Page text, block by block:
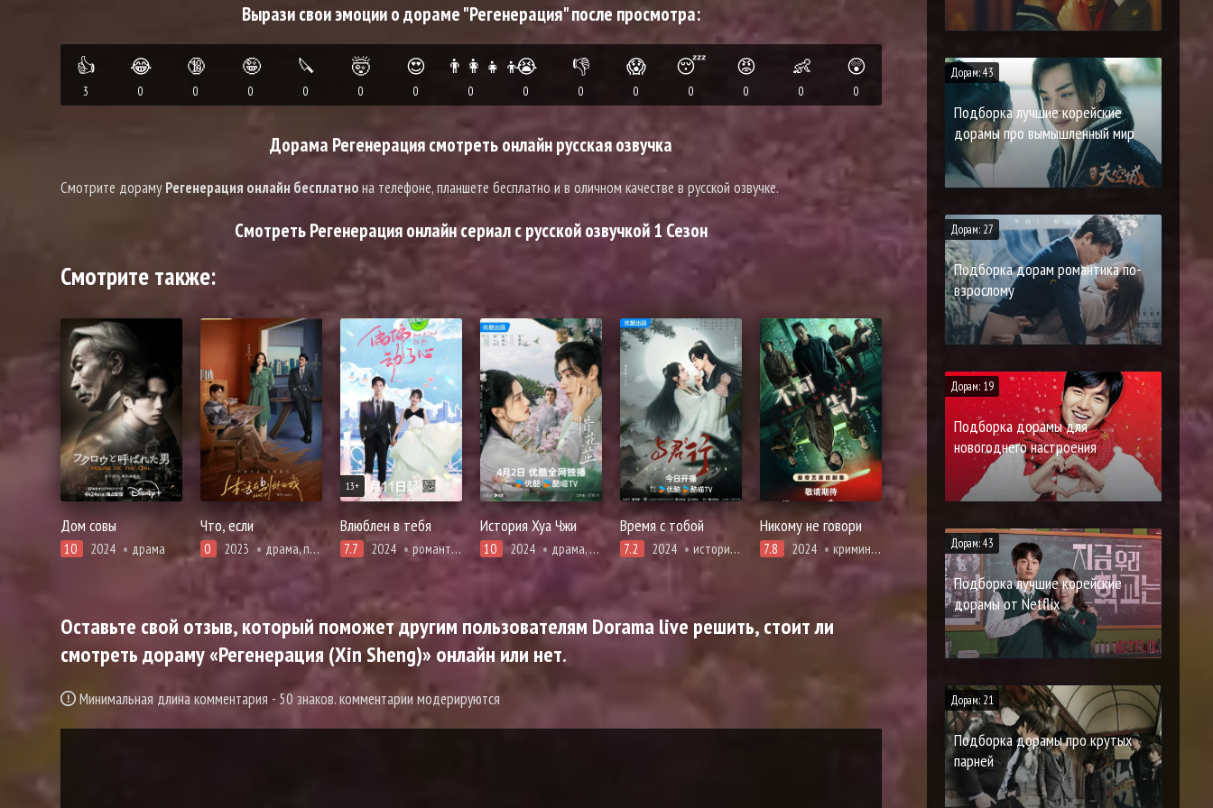
Вырази свои эмоции о дораме "Регенерация" после просмотра:
👍
3
😂
0
🔞
0
🤪
0
🔪
0
🤯
0
😍
0
👨‍👩‍👧‍👦
0
😭
0
👎
0
😱
0
😴
0
😡
0
👶
0
😲
0
Дорама Регенерация смотреть онлайн русская озвучка
Смотрите дорамуРегенерация онлайн бесплатнона телефоне, планшете бесплатно и в оличном качестве в русской озвучке.
Смотреть Регенерация онлайн сериал с русской озвучкой 1 Сезон
Смотрите также:
Дом совы
10 2024 драма
Что, если
0 2023 драма, повседневность, романтика
13+
Влюблен в тебя
7.7 2024 романтика
История Хуа Чжи
10 2024 драма, история, мелодрама
Время с тобой
7.2 2024 история, романтика, про призраков, демонов и сверхъестественное
Никому не говори
7.8 2024 криминал, триллер
Оставьте свой отзыв, который поможет другим пользователям Dorama live решить, стоит ли
смотреть дораму «Регенерация (Xin Sheng)» онлайн или нет.
Минимальная длина комментария - 50 знаков. комментарии модерируются
Дорам: 43
Подборка лучшие корейские
дорамы про вымышленный мир
Дорам: 27
Подборка дорам романтика по-
взрослому
Дорам: 19
Подборка дорамы для
новогоднего настроения
Дорам: 43
Подборка лучшие корейские
дорамы от Netflix
Дорам: 21
Подборка дорамы про крутых
парней